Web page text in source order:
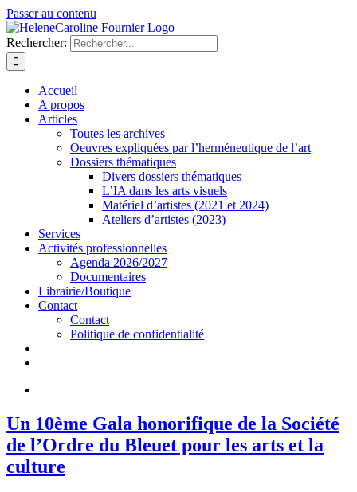
Passer au contenu
Rechercher:
Accueil
A propos
Articles
Toutes les archives
Oeuvres expliquées par l’herméneutique de l’art
Dossiers thématiques
Divers dossiers thématiques
L’IA dans les arts visuels
Matériel d’artistes (2021 et 2024)
Ateliers d’artistes (2023)
Services
Activités professionnelles
Agenda 2026/2027
Documentaires
Librairie/Boutique
Contact
Contact
Politique de confidentialité
Un 10ème Gala honorifique de la Société
de l’Ordre du Bleuet pour les arts et la
culture